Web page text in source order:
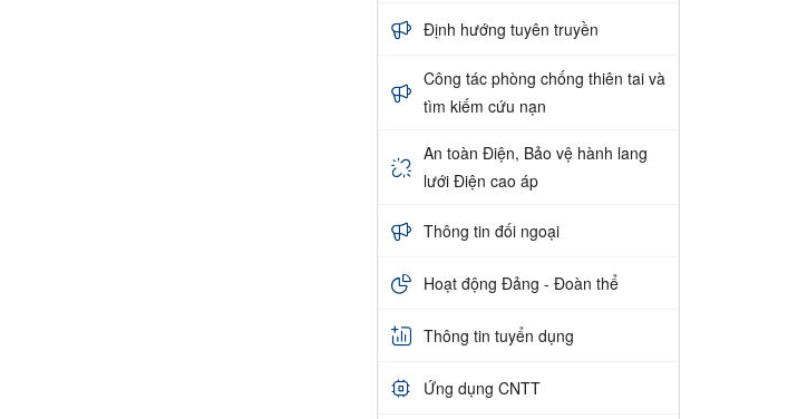
Định hướng tuyên truyền
Công tác phòng chống thiên tai và
tìm kiếm cứu nạn
An toàn Điện, Bảo vệ hành lang
lưới Điện cao áp
Thông tin đối ngoại
Hoạt động Đảng - Đoàn thể
Thông tin tuyển dụng
Ứng dụng CNTT